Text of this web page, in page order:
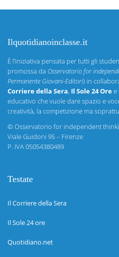
Ilquotidianoinclasse.it
È l’iniziativa pensata per tutti gli
promossa da Osservatorio for
Permanente Giovani-Editori) in
Corriere della Sera, Il Sole 24 Oree
educativo che vuole dare spazio e
creatività, la competizione ma
©Osservatorio for independent
Viale Guidoni 95 – Firenze
P. IVA 05054380489
Testate
Il Corriere della Sera
Il Sole 24 ore
Quotidiano.net